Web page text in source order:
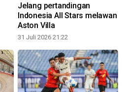
Jelang pertandingan
Indonesia All Stars melawan
Aston Villa
31 Juli 2026 21:22